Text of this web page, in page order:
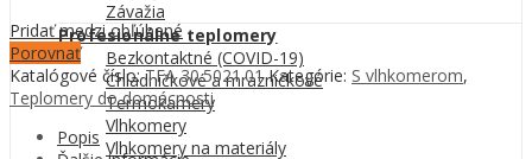
Závažia
Profesionálne teplomery
Bezkontaktné (COVID-19)
Chladničkové a mrazničkové
Termokamery
Vlhkomery
Vlhkomery na materiály
Pridať medzi obľúbené
Porovnať
Katalógové číslo:TFA 30.5021.01 Kategórie: S vlhkomerom,
Teplomery do domácnosti
Popis